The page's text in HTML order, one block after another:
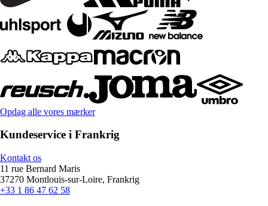
Opdag alle vores mærker
Kundeservice i Frankrig
Kontakt os
11 rue Bernard Maris
37270 Montlouis-sur-Loire, Frankrig
+33 1 86 47 62 58